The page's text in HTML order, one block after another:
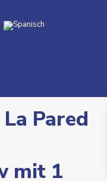
Pared
mit 1